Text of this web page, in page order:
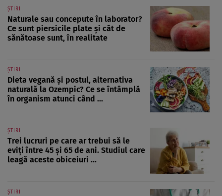
ȘTIRI
Naturale sau concepute în laborator?
Ce sunt piersicile plate și cât de
sănătoase sunt, în realitate
ȘTIRI
Dieta vegană și postul, alternativa
naturală la Ozempic? Ce se întâmplă
în organism atunci când ...
ȘTIRI
Trei lucruri pe care ar trebui să le
eviți între 45 și 65 de ani. Studiul care
leagă aceste obiceiuri ...
ȘTIRI